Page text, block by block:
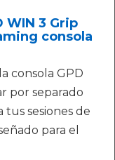
WIN 3 Grip
consola
consola GPD
por separado
tus sesiones de
para el